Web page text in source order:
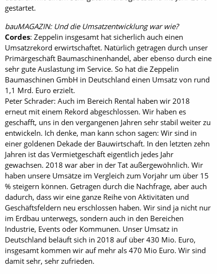
gestartet.
bauMAGAZIN: Und die Umsatzentwicklung war wie?
Cordes: Zeppelin insgesamt hat sicherlich auch einen
Umsatzrekord erwirtschaftet. Natürlich getragen durch unser
Primärgeschäft Baumaschinenhandel, aber ebenso durch eine
sehr gute Auslastung im Service. So hat die Zeppelin
Baumaschinen GmbH in Deutschland einen Umsatz von rund
1,1 Mrd. Euro erzielt.
Peter Schrader: Auch im Bereich Rental haben wir 2018
erneut mit einem Rekord abgeschlossen. Wir haben es
geschafft, uns in den vergangenen Jahren sehr stabil weiter zu
entwickeln. Ich denke, man kann schon sagen: Wir sind in
einer goldenen Dekade der Bauwirtschaft. In den letzten zehn
Jahren ist das Vermietgeschäft eigentlich jedes Jahr
gewachsen. 2018 war aber in der Tat außergewöhnlich. Wir
haben unsere Umsätze im Vergleich zum Vorjahr um über 15
% steigern können. Getragen durch die Nachfrage, aber auch
dadurch, dass wir eine ganze Reihe von Aktivitäten und
Geschäftsfeldern neu erschlossen haben. Wir sind ja nicht nur
im Erdbau unterwegs, sondern auch in den Bereichen
Industrie, Events oder Kommunen. Unser Umsatz in
Deutschland beläuft sich in 2018 auf über 430 Mio. Euro,
insgesamt kommen wir auf mehr als 470 Mio Euro. Wir sind
damit sehr, sehr zufrieden.